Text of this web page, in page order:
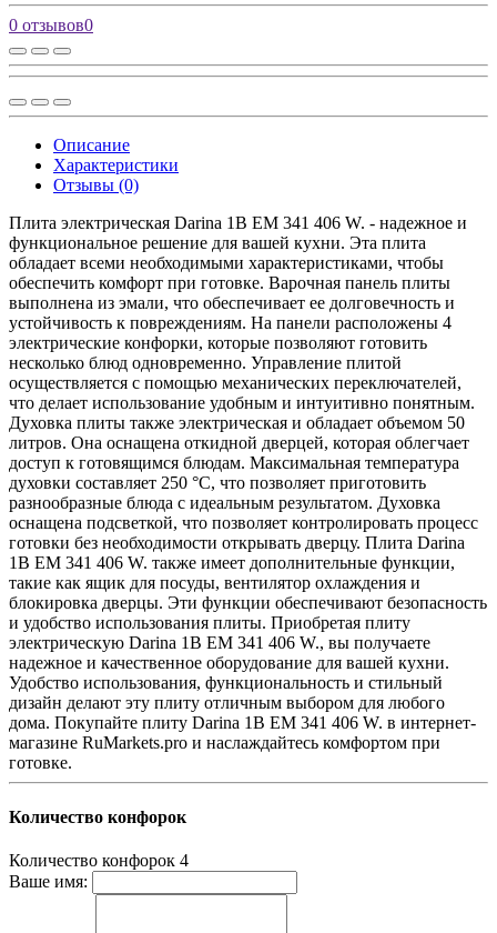
0 отзывов0
Описание
Характеристики
Отзывы (0)
Плита электрическая Darina 1B EM 341 406 W. - надежное и
функциональное решение для вашей кухни. Эта плита
обладает всеми необходимыми характеристиками, чтобы
обеспечить комфорт при готовке. Варочная панель плиты
выполнена из эмали, что обеспечивает ее долговечность и
устойчивость к повреждениям. На панели расположены 4
электрические конфорки, которые позволяют готовить
несколько блюд одновременно. Управление плитой
осуществляется с помощью механических переключателей,
что делает использование удобным и интуитивно понятным.
Духовка плиты также электрическая и обладает объемом 50
литров. Она оснащена откидной дверцей, которая облегчает
доступ к готовящимся блюдам. Максимальная температура
духовки составляет 250 °C, что позволяет приготовить
разнообразные блюда с идеальным результатом. Духовка
оснащена подсветкой, что позволяет контролировать процесс
готовки без необходимости открывать дверцу. Плита Darina
1B EM 341 406 W. также имеет дополнительные функции,
такие как ящик для посуды, вентилятор охлаждения и
блокировка дверцы. Эти функции обеспечивают безопасность
и удобство использования плиты. Приобретая плиту
электрическую Darina 1B EM 341 406 W., вы получаете
надежное и качественное оборудование для вашей кухни.
Удобство использования, функциональность и стильный
дизайн делают эту плиту отличным выбором для любого
дома. Покупайте плиту Darina 1B EM 341 406 W. в интернет-
магазине RuMarkets.pro и наслаждайтесь комфортом при
готовке.
Количество конфорок
Количество конфорок 4
Ваше имя: